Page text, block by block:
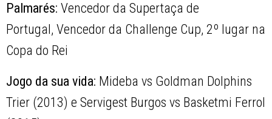
Palmarés:Vencedor da Supertaça de
Portugal, Vencedor da Challenge Cup, 2º lugar na
Copa do Rei
Jogo da sua vida: Mideba vs Goldman Dolphins
Trier (2013) e Servigest Burgos vs Basketmi Ferrol